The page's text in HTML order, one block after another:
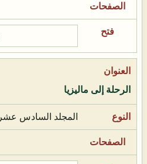
الرحلة إلى ماليزيا
المجلد السادس عشر